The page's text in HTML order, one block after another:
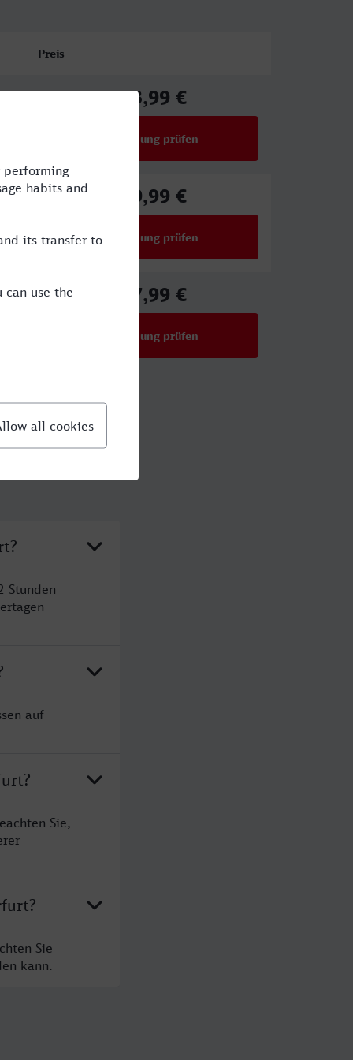
Preis
33,99 €
Verbindung prüfen
39,99 €
Verbindung prüfen
27,99 €
Verbindung prüfen
Stunden
auf
Sie,
Sie
kann.